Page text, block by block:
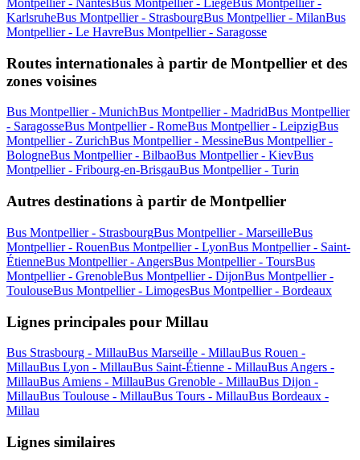
Montpellier - NantesBus Montpellier - LiègeBus Montpellier -
KarlsruheBus Montpellier - StrasbourgBus Montpellier - MilanBus
Montpellier - Le HavreBus Montpellier - Saragosse
Routes internationales à partir de Montpellier et des
zones voisines
Bus Montpellier - MunichBus Montpellier - MadridBus Montpellier
- SaragosseBus Montpellier - RomeBus Montpellier - LeipzigBus
Montpellier - ZurichBus Montpellier - MessineBus Montpellier -
BologneBus Montpellier - BilbaoBus Montpellier - KievBus
Montpellier - Fribourg-en-BrisgauBus Montpellier - Turin
Autres destinations à partir de Montpellier
Bus Montpellier - StrasbourgBus Montpellier - MarseilleBus
Montpellier - RouenBus Montpellier - LyonBus Montpellier - Saint-
ÉtienneBus Montpellier - AngersBus Montpellier - ToursBus
Montpellier - GrenobleBus Montpellier - DijonBus Montpellier -
ToulouseBus Montpellier - LimogesBus Montpellier - Bordeaux
Lignes principales pour Millau
Bus Strasbourg - MillauBus Marseille - MillauBus Rouen -
MillauBus Lyon - MillauBus Saint-Étienne - MillauBus Angers -
MillauBus Amiens - MillauBus Grenoble - MillauBus Dijon -
MillauBus Toulouse - MillauBus Tours - MillauBus Bordeaux -
Millau
Lignes similaires